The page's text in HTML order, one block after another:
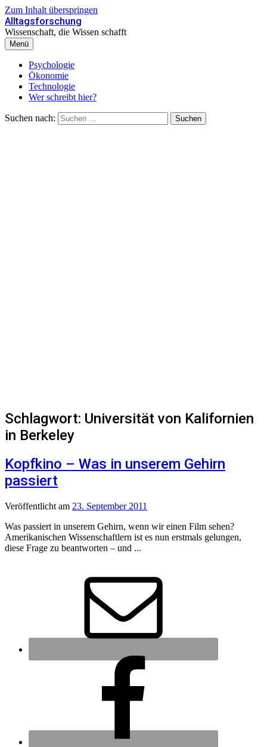
Zum Inhalt überspringen
Alltagsforschung
Wissenschaft, die Wissen schafft
Menü
Psychologie
Ökonomie
Technologie
Wer schreibt hier?
Suchen nach:
Schlagwort: Universität von Kalifornien
in Berkeley
Kopfkino – Was in unserem Gehirn
passiert
Veröffentlicht am 23. September 2011
Was passiert in unserem Gehirn, wenn wir einen Film sehen?
Amerikanischen Wissenschaftlern ist es nun erstmals gelungen,
diese Frage zu beantworten – und ...